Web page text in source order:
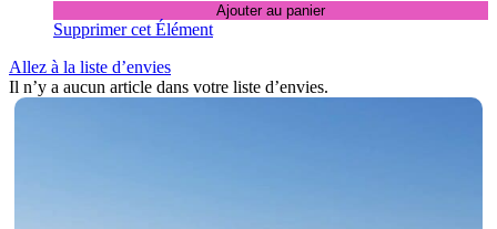
Ajouter au panier
Supprimer cet Élément
Allez à la liste d’envies
Il n’y a aucun article dans votre liste d’envies.